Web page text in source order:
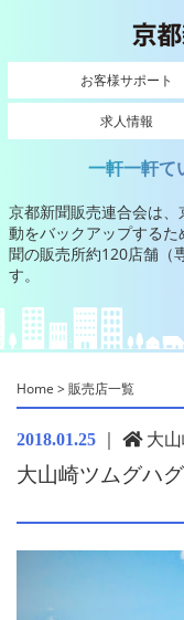
お客様サポート
求人情報
一軒一軒て
京都新聞販売連合会は
動をバックアップするた
聞の販売所約120店舗（
す。
Home >販売店一覧
2018.01.25 ｜ 大山
大山崎ツムグハ